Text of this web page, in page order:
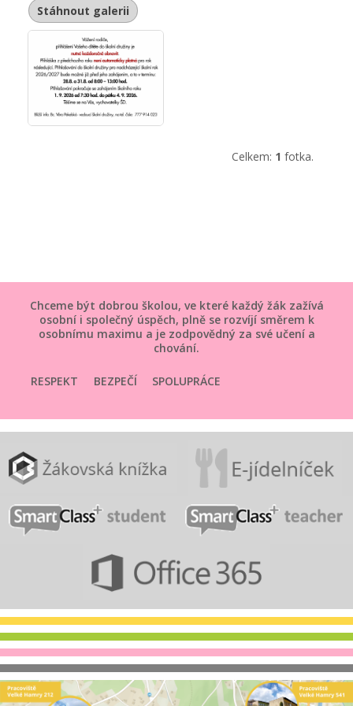
Chceme být dobrou školou, ve které každý žák zažívá
osobní i společný úspěch, plně se rozvíjí směrem k
osobnímu maximu a je zodpovědný za své učení a
chování.
RESPEKT BEZPEČÍ SPOLUPRÁCE
Stáhnout galerii
Celkem: 1 fotka.